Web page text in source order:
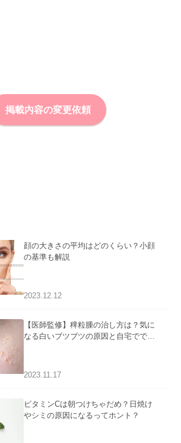
掲載内容の変更依頼
顔の大きさの平均はどのくらい？小顔
の基準も解説
2023.12.12
【医師監修】稗粒腫の治し方は？気に
なる白いブツブツの原因と自宅ででき
2023.11.17
ビタミンCは朝つけちゃだめ？日焼け
やシミの原因になるってホント？